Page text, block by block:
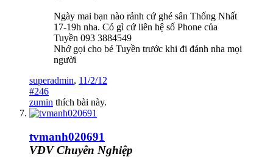
Ngày mai bạn nào rảnh cứ ghé sân Thống Nhất
17-19h nha. Có gì cứ liên hệ số Phone của
Tuyền 093 3884549
Nhớ gọi cho bé Tuyền trước khi đi đánh nha mọi
người
superadmin, 11/2/12
#246
zumin thích bài này.
tvmanh020691
VĐV Chuyên Nghiệp